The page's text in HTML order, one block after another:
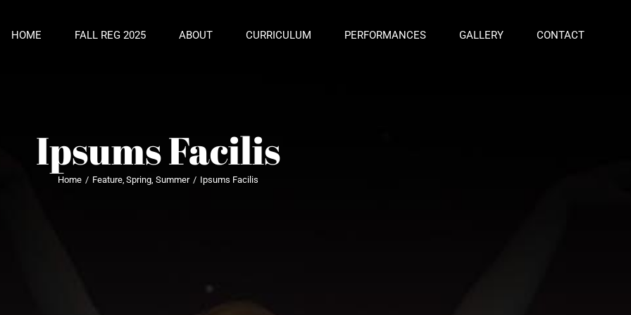
HOME FALL REG 2025 ABOUT CURRICULUM PERFORMANCES GALLERY CONTACT
Ipsums Facilis
Home Feature Spring Summer Ipsums Facilis